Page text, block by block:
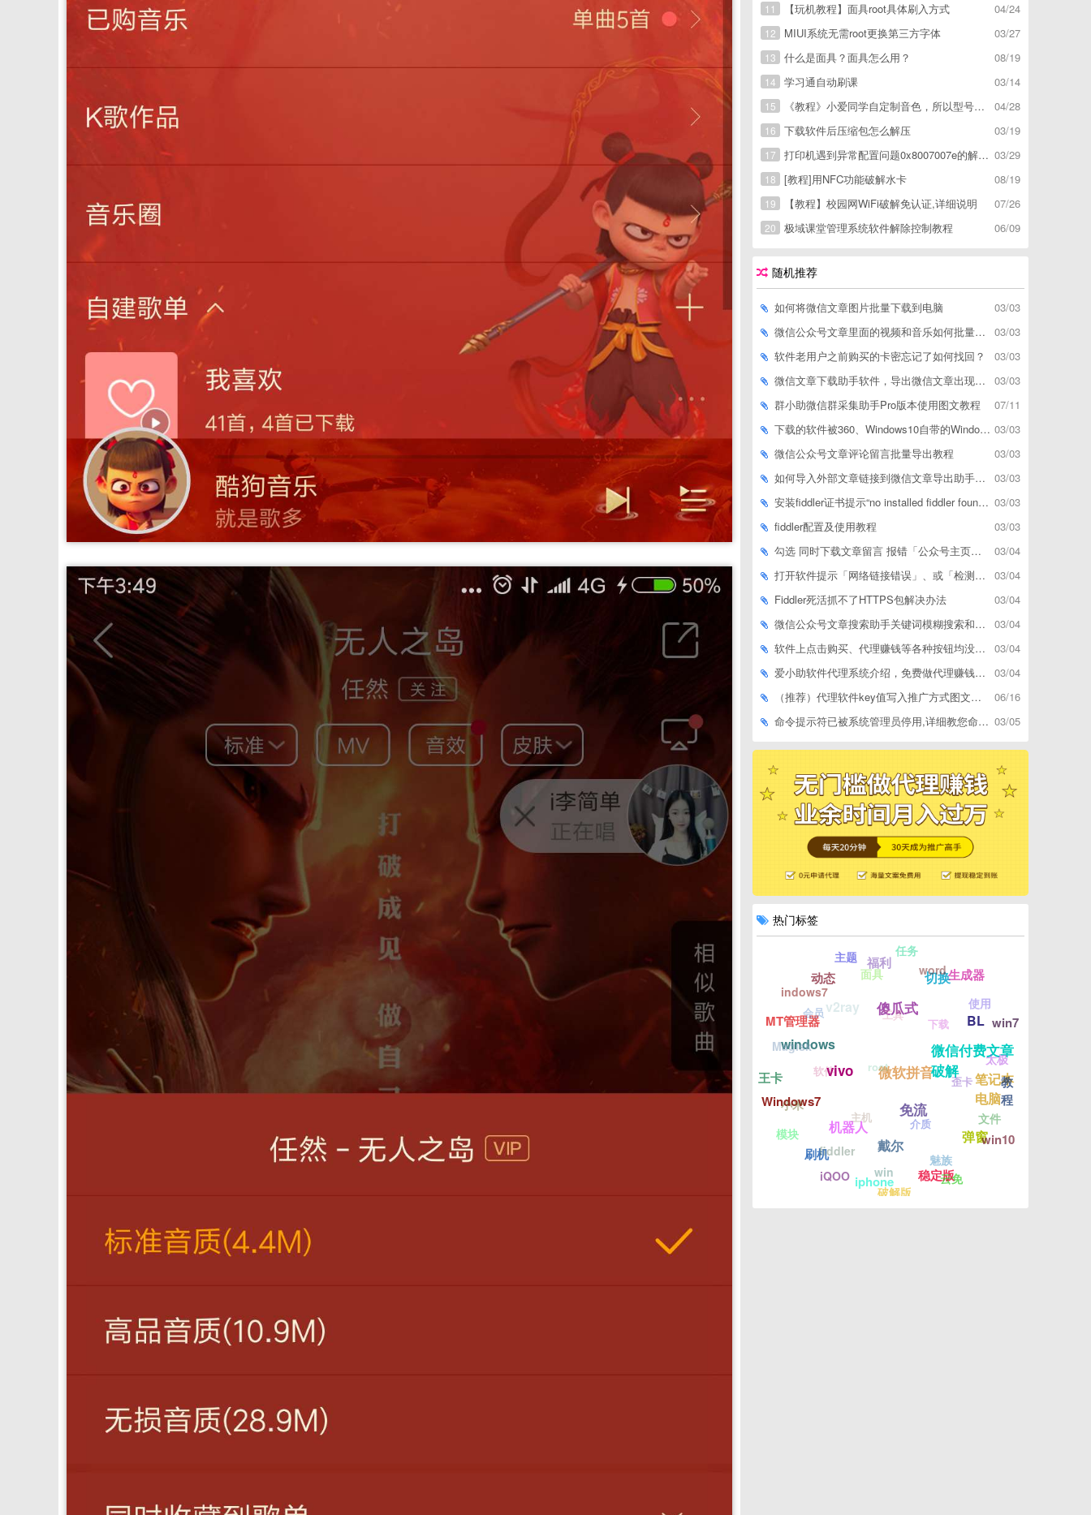
04/24
11
【玩机教程】面具root具体刷入方式
03/27
12
MIUI系统无需root更换第三方字体
08/19
13
什么是面具？面具怎么用？
03/14
14
学习通自动刷课
04/28
15
《教程》小爱同学自定制音色，所以型号通用，不用root
03/19
16
下载软件后压缩包怎么解压
03/29
17
打印机遇到异常配置问题0x8007007e的解决方
08/19
18
[教程]用NFC功能破解水卡
07/26
19
【教程】校园网WiFi破解免认证,详细说明
06/09
20 极域课堂管理系统软件解除控制教程
随机推荐
03/03
如何将微信文章图片批量下载到电脑
03/03
微信公众号文章里面的视频和音乐如何批量下载到电脑上
03/03
软件老用户之前购买的卡密忘记了如何找回？
03/03
微信文章下载助手软件，导出微信文章出现「导出失败*篇」如何解决
07/11
群小助微信群采集助手Pro版本使用图文教程
03/03
下载的软件被360、Windows10自带的Windows Defender、腾讯管家等杀毒软件误删了怎么解决
03/03
微信公众号文章评论留言批量导出教程
03/03
如何导入外部文章链接到微信文章导出助手批量下载，附上3种方式
03/03
安装fiddler证书提示“no installed fiddler found”或开启代理ip失败
03/03
fiddler配置及使用教程
03/04
勾选 同时下载文章留言 报错「公众号主页和加载cookie参数不能为空」
03/04
打开软件提示「网络链接错误」、或「检测版本更新失败」等网络问题解决方案
03/04
Fiddler死活抓不了HTTPS包解决办法
03/04
微信公众号文章搜索助手关键词模糊搜索和精确匹配搜索的区别
03/04
软件上点击购买、代理赚钱等各种按钮均没有反应，不打开相应网址怎么解决
03/04
爱小助软件代理系统介绍，免费做代理赚钱，带你轻松月收入过万
06/16
（推荐）代理软件key值写入推广方式图文教程
03/05
命令提示符已被系统管理员停用,详细教您命令提示符已被系统管理员停用怎么办
热门标签
微软拼音
vivo
机器人
戴尔
免流
微信付费文章
破解
傻瓜式
v2ray
windows
Windows7
刷机
iphone
稳定版
弹窗
笔记本
电脑
BL
切换
福利
动态
MT管理器
王卡
模块
iQOO
破解版
云免
win10
教
程
win7
生成器
任务
主题
indows7
Magisk
小米
fiddler
win
魅族
文件
太极
使用
word
面具
会员
软件
主机 介质
歪卡
下载
工具
root